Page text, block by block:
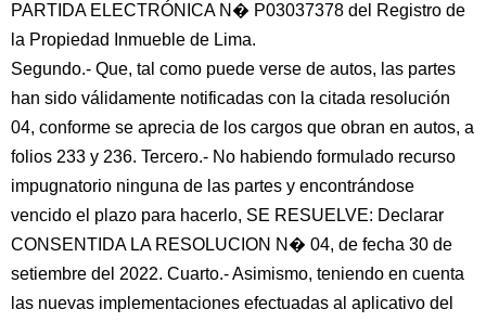
PARTIDA ELECTRÓNICA N� P03037378 del Registro de
la Propiedad Inmueble de Lima.
Segundo.- Que, tal como puede verse de autos, las partes
han sido válidamente notificadas con la citada resolución
04, conforme se aprecia de los cargos que obran en autos, a
folios 233 y 236. Tercero.- No habiendo formulado recurso
impugnatorio ninguna de las partes y encontrándose
vencido el plazo para hacerlo, SE RESUELVE: Declarar
CONSENTIDA LA RESOLUCION N� 04, de fecha 30 de
setiembre del 2022. Cuarto.- Asimismo, teniendo en cuenta
las nuevas implementaciones efectuadas al aplicativo del